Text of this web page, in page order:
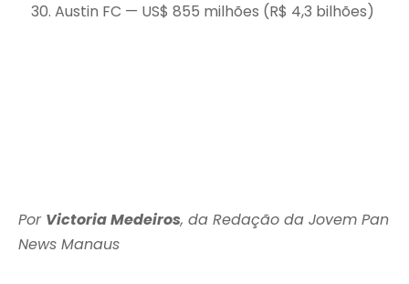
Austin FC — US$ 855 milhões (R$ 4,3 bilhões)
Por Victoria Medeiros, da Redação da Jovem Pan
News Manaus